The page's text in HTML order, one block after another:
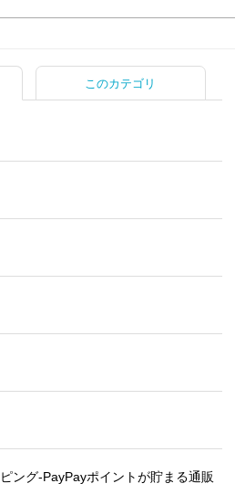
このカテゴリ
ング-PayPayポイントが貯まる通販